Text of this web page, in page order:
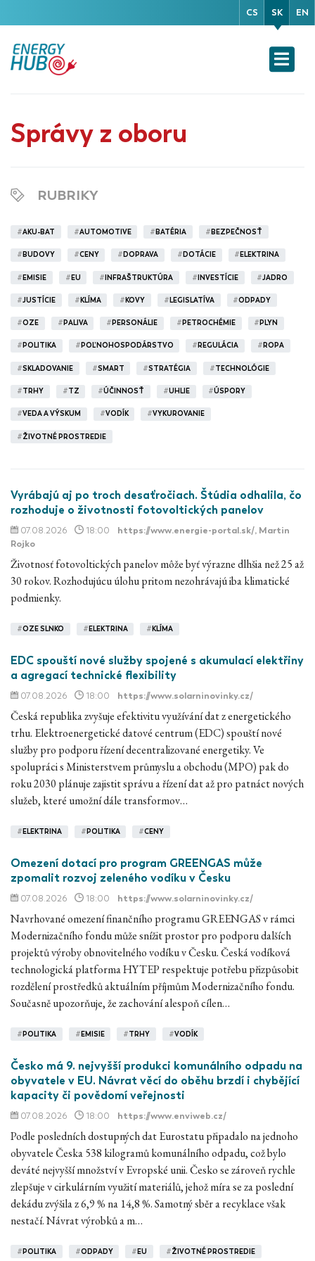
CS SK EN
Správy z oboru
RUBRIKY
#AKU-BAT #AUTOMOTIVE # BATÉRIA # BEZPEČNOSŤ
# BUDOVY #CENY # DOPRAVA # DOTÁCIE # ELEKTRINA
# EMISIE # EU # INFRAŠTRUKTÚRA # INVESTÍCIE #JADRO
#JUSTÍCIE # KLÍMA # KOVY # LEGISLATÍVA #ODPADY
#OZE # PALIVA # PERSONÁLIE # PETROCHÉMIE # PLYN
#POLITIKA #POĽNOHOSPODÁRSTVO #REGULÁCIA #ROPA
#SKLADOVANIE #SMART #STRATÉGIA #TECHNOLÓGIE
#TRHY #TZ #ÚČINNOSŤ #UHLIE #ÚSPORY
#VEDA A VÝSKUM #VODÍK #VYKUROVANIE
#ŽIVOTNÉ PROSTREDIE
Vyrábajú aj po troch desaťročiach. Štúdia odhalila, čo
rozhoduje o životnosti fotovoltických panelov
07.08.2026 18:00 https://www.energie-portal.sk/, Martin
Rojko
Životnosť fotovoltických panelov môže byť výrazne dlhšia než 25 až
30 rokov. Rozhodujúcu úlohu pritom nezohrávajú iba klimatické
podmienky.
#OZE SLNKO # ELEKTRINA # KLÍMA
EDC spouští nové služby spojené s akumulací elektřiny
a agregací technické flexibility
07.08.2026 18:00 https://www.solarninovinky.cz/
Česká republika zvyšuje efektivitu využívání dat z energetického
trhu. Elektroenergetické datové centrum (EDC) spouští nové
služby pro podporu řízení decentralizované energetiky. Ve
spolupráci s Ministerstvem průmyslu a obchodu (MPO) pak do
roku 2030 plánuje zajistit správu a řízení dat až pro patnáct nových
služeb, které umožní dále transformov…
# ELEKTRINA # POLITIKA #CENY
Omezení dotací pro program GREENGAS může
zpomalit rozvoj zeleného vodíku v Česku
07.08.2026 18:00 https://www.solarninovinky.cz/
Navrhované omezení finančního programu GREENGAS v rámci
Modernizačního fondu může snížit prostor pro podporu dalších
projektů výroby obnovitelného vodíku v Česku. Česká vodíková
technologická platforma HYTEP respektuje potřebu přizpůsobit
rozdělení prostředků aktuálním příjmům Modernizačního fondu.
Současně upozorňuje, že zachování alespoň cílen…
# POLITIKA # EMISIE #TRHY #VODÍK
Česko má 9. nejvyšší produkci komunálního odpadu na
obyvatele v EU. Návrat věcí do oběhu brzdí i chybějící
kapacity či povědomí veřejnosti
07.08.2026 18:00 https://www.enviweb.cz/
Podle posledních dostupných dat Eurostatu připadalo na jednoho
obyvatele Česka 538 kilogramů komunálního odpadu, což bylo
deváté nejvyšší množství v Evropské unii. Česko se zároveň rychle
zlepšuje v cirkulárním využití materiálů, jehož míra se za poslední
dekádu zvýšila z 6,9 % na 14,8 %. Samotný sběr a recyklace však
nestačí. Návrat výrobků a m…
# POLITIKA #ODPADY # EU #ŽIVOTNÉ PROSTREDIE